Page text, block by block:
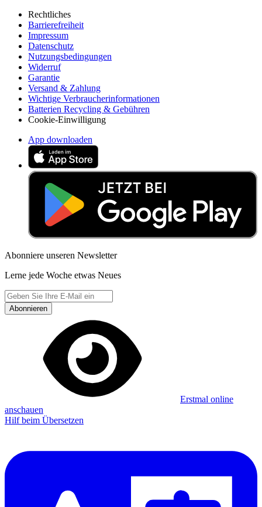
Rechtliches
Barrierefreiheit
Impressum
Datenschutz
Nutzungsbedingungen
Widerruf
Garantie
Versand & Zahlung
Wichtige Verbraucherinformationen
Batterien Recycling & Gebühren
Cookie-Einwilligung
App downloaden
Abonniere unseren Newsletter
Lerne jede Woche etwas Neues
Abonnieren
Erstmal online
anschauen
Hilf beim Übersetzen